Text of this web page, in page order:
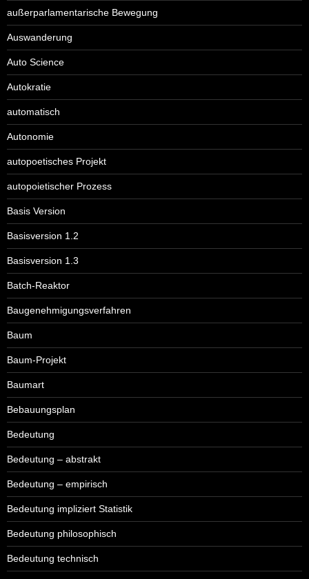
außerparlamentarische Bewegung
Auswanderung
Auto Science
Autokratie
automatisch
Autonomie
autopoetisches Projekt
autopoietischer Prozess
Basis Version
Basisversion 1.2
Basisversion 1.3
Batch-Reaktor
Baugenehmigungsverfahren
Baum
Baum-Projekt
Baumart
Bebauungsplan
Bedeutung
Bedeutung – abstrakt
Bedeutung – empirisch
Bedeutung impliziert Statistik
Bedeutung philosophisch
Bedeutung technisch